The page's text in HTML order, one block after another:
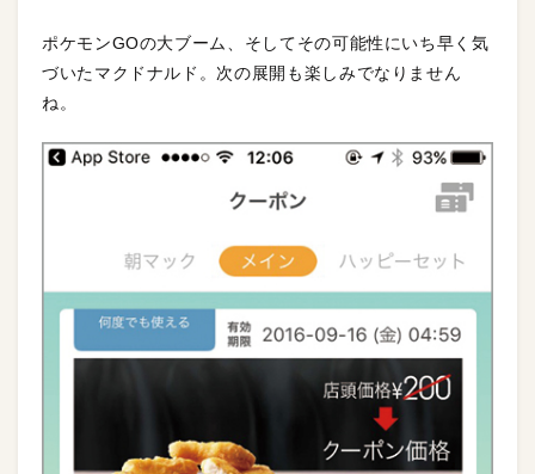
ポケモンGOの大ブーム、そしてその可能性にいち早く気
づいたマクドナルド。次の展開も楽しみでなりません
ね。